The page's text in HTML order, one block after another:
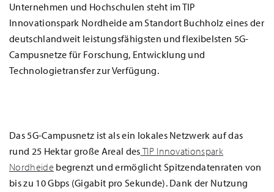
Unternehmen und Hochschulen steht im TIP
Innovationspark Nordheide am Standort Buchholz eines der
deutschlandweit leistungsfähigsten und flexibelsten 5G-
Campusnetze für Forschung, Entwicklung und
Technologietransfer zur Verfügung.
Das 5G-Campusnetz ist als ein lokales Netzwerk auf das
rund 25 Hektar große Areal desTIP Innovationspark
Nordheide begrenzt und ermöglicht Spitzendatenraten von
bis zu 10 Gbps (Gigabit pro Sekunde). Dank der Nutzung